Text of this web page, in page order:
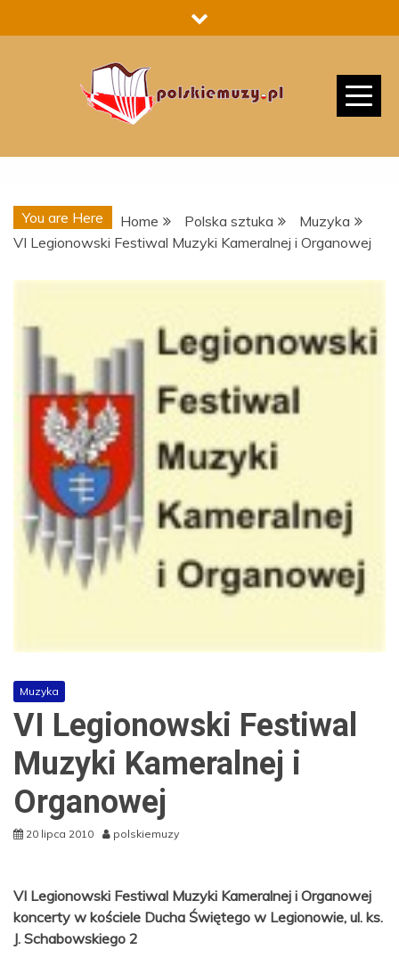
to
You are Here Home Polska sztuka
Muzyka
VI Legionowski Festiwal Muzyki Kameralnej i Organowej
Muzyka
VI Legionowski Festiwal
Muzyki Kameralnej i
Organowej
20 lipca 2010 polskiemuzy
VI Legionowski Festiwal Muzyki Kameralnej i Organowej
koncerty w kościele Ducha Świętego w Legionowie, ul. ks.
J. Schabowskiego 2